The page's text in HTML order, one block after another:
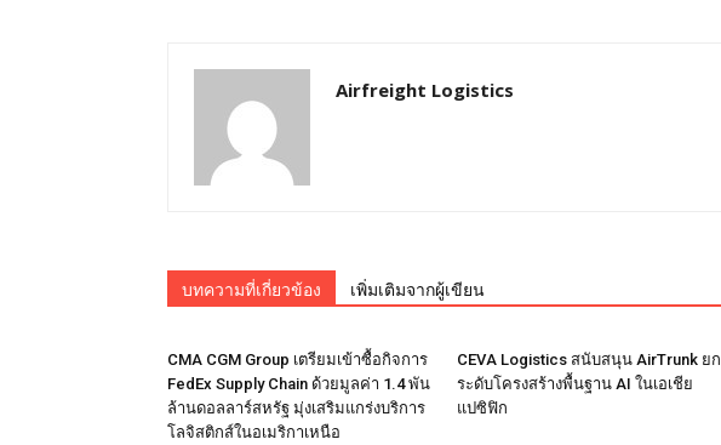
Airfreight Logistics
บทความที่เกี่ยวข้อง เพิ่มเติมจากผู้เขียน
CMA CGM Group เตรียมเข้าซื้อกิจการ
FedEx Supply Chain ด้วยมูลค่า 1.4 พัน
ล้านดอลลาร์สหรัฐ มุ่งเสริมแกร่งบริการ
โลจิสติกส์ในอเมริกาเหนือ
CEVA Logistics สนับสนุน AirTrunk ยก
ระดับโครงสร้างพื้นฐาน AI ในเอเชีย
แปซิฟิก